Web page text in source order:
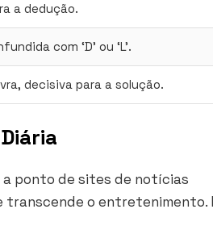
a dedução.
com ‘D’ ou ‘L’.
decisiva para a solução.
ponto de sites de notícias
transcende o entretenimento.